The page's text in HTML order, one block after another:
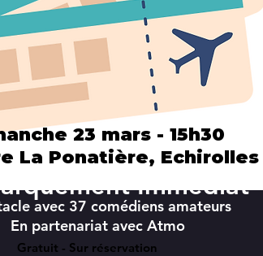
23 mars - 15h30
La Ponatière, Echirolles
Immédiat"
avec 37 comédiens amateurs
En partenariat avec Atmo
Gratuit - Sur réservation